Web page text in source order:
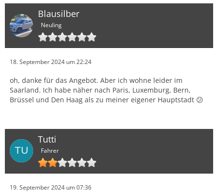
Blausilber
Neuling
18. September 2024 um 22:24
oh, danke für das Angebot. Aber ich wohne leider im
Saarland. Ich habe näher nach Paris, Luxemburg, Bern,
Brüssel und Den Haag als zu meiner eigener Hauptstadt 😕
Tutti
Fahrer
19. September 2024 um 07:36